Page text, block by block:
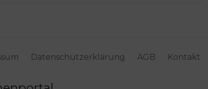
Datenschutzerklärung AGB Kontakt